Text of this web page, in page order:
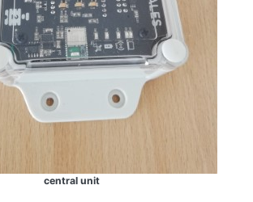
central unit